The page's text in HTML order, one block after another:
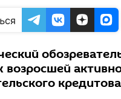
возросшей